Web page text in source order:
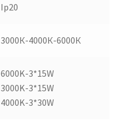
Ip20
3000К-4000К-6000К
6000K-3*15W
3000K-3*15W
4000K-3*30W